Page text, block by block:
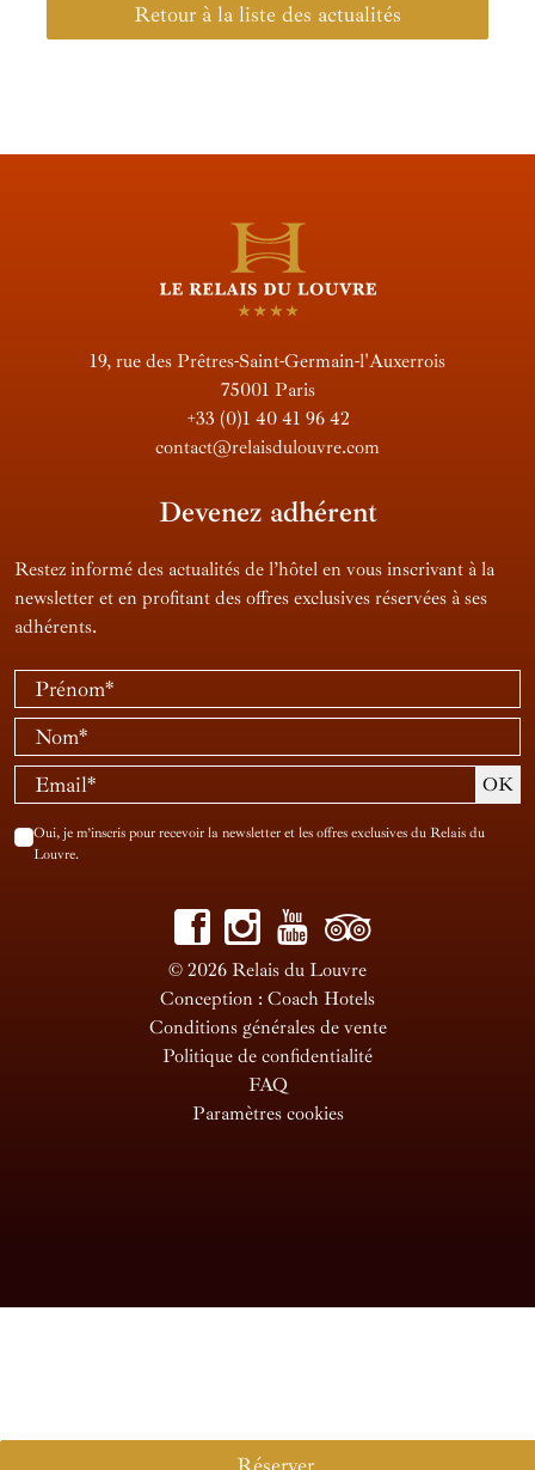
Retour à la liste des actualités
© 2026 Relais du Louvre
Conception : Coach Hotels
Conditions générales de vente
Politique de confidentialité
FAQ
Paramètres cookies
19, rue des Prêtres-Saint-Germain-l'Auxerrois
75001 Paris
+33 (0)1 40 41 96 42
contact@relaisdulouvre.com
Devenez adhérent
Restez informé des actualités de l’hôtel en vous inscrivant à la
newsletter et en profitant des offres exclusives réservées à ses
adhérents.
Oui, je m’inscris pour recevoir la newsletter et les offres exclusives du Relais du
Louvre.